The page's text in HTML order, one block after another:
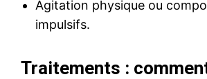
Agitation physique ou
impulsifs.
Traitements :